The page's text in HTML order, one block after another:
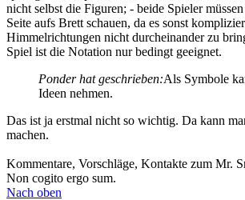
nicht selbst die Figuren; - beide Spieler
Seite aufs Brett schauen, da es sonst
Himmelrichtungen nicht durcheinander zu
Spiel ist die Notation nur bedingt geeignet.
Ponder hat geschrieben:Als Symbole
Ideen nehmen.
Das ist ja erstmal nicht so wichtig. Da kann
machen.
Kommentare, Vorschläge, Kontakte zum Mr.
Non cogito ergo sum.
Nach oben